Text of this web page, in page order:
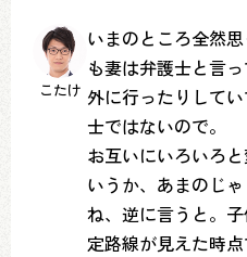
こたけ
いまのところ全然
も妻は弁護士と言
外に行ったりして
士ではないので。
お互いにいろいろ
いうか、あまのじ
ね、逆に言うと。
定路線が見えた時